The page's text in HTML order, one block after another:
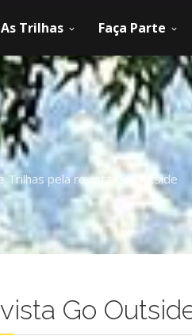
As Trilhas Faça Parte
Trilhas pela revista Go Outside
Go